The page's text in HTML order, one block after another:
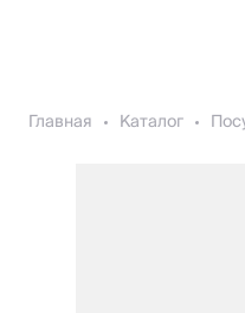
Главная Каталог